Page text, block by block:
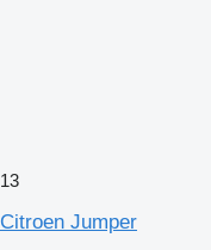
13
Citroen Jumper